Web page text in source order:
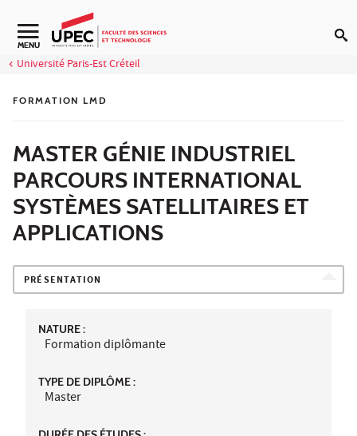
Aller au contenu
Navigation secondaire
MENU
Université Paris-Est Créteil
FORMATION LMD
MASTER GÉNIE INDUSTRIEL
PARCOURS INTERNATIONAL
SYSTÈMES SATELLITAIRES ET
APPLICATIONS
PRÉSENTATION
NATURE :
Formation diplômante
TYPE DE DIPLÔME :
Master